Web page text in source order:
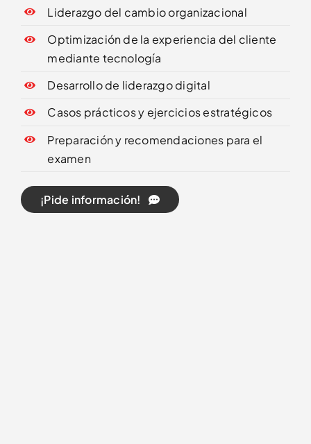
Liderazgo del cambio organizacional
Optimización de la experiencia del cliente
mediante tecnología
Desarrollo de liderazgo digital
Casos prácticos y ejercicios estratégicos
Preparación y recomendaciones para el
examen
¡Pide información!